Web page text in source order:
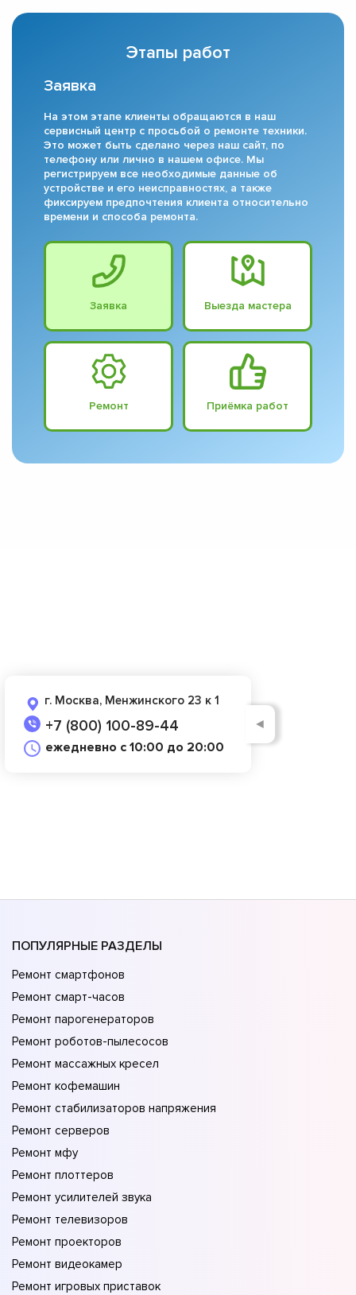
Этапы работ
Заявка
На этом этапе клиенты обращаются в наш
сервисный центр с просьбой о ремонте техники.
Это может быть сделано через наш сайт, по
телефону или лично в нашем офисе. Мы
регистрируем все необходимые данные об
устройстве и его неисправностях, а также
фиксируем предпочтения клиента относительно
времени и способа ремонта.
Заявка Выезда мастера
Ремонт Приёмка работ
г. Москва, Менжинского 23 к 1
+7 (800) 100-89-44
ежедневно с 10:00 до 20:00
◄
ПОПУЛЯРНЫЕ РАЗДЕЛЫ
Ремонт смартфонов
Ремонт смарт-часов
Ремонт парогенераторов
Ремонт роботов-пылесосов
Ремонт массажных кресел
Ремонт кофемашин
Ремонт стабилизаторов напряжения
Ремонт серверов
Ремонт мфу
Ремонт плоттеров
Ремонт усилителей звука
Ремонт телевизоров
Ремонт проекторов
Ремонт видеокамер
Ремонт игровых приставок